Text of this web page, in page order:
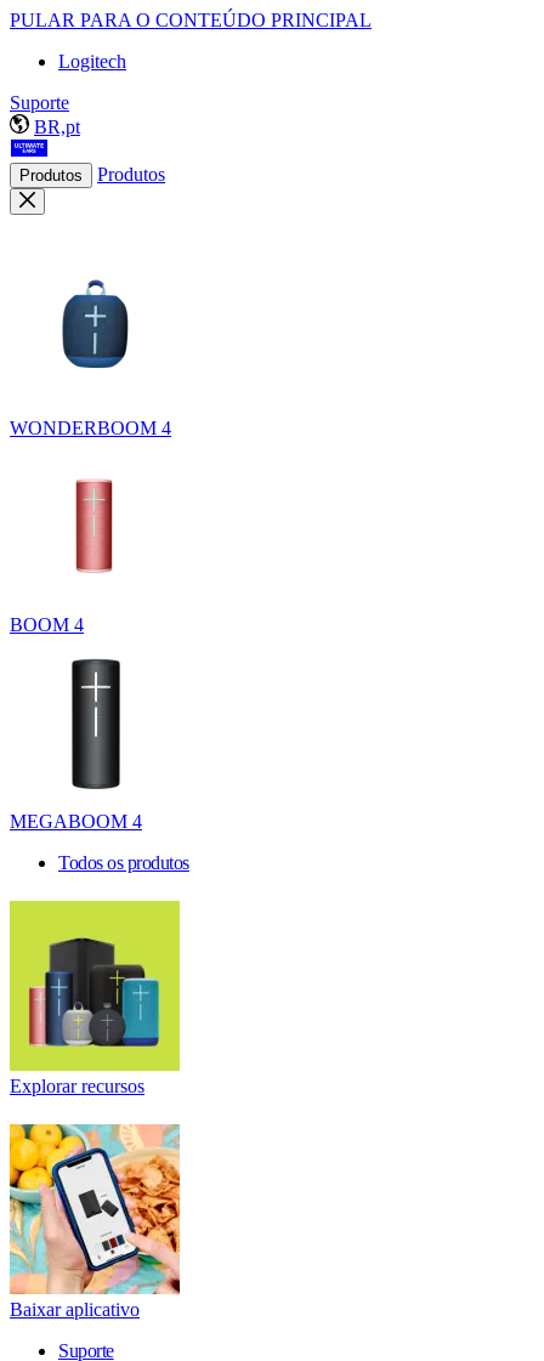
PULAR PARA O CONTEÚDO PRINCIPAL
Logitech
Suporte
BR,pt
Produtos Produtos
WONDERBOOM 4
BOOM 4
MEGABOOM 4
Todos os produtos
Explorar recursos
Baixar aplicativo
Suporte